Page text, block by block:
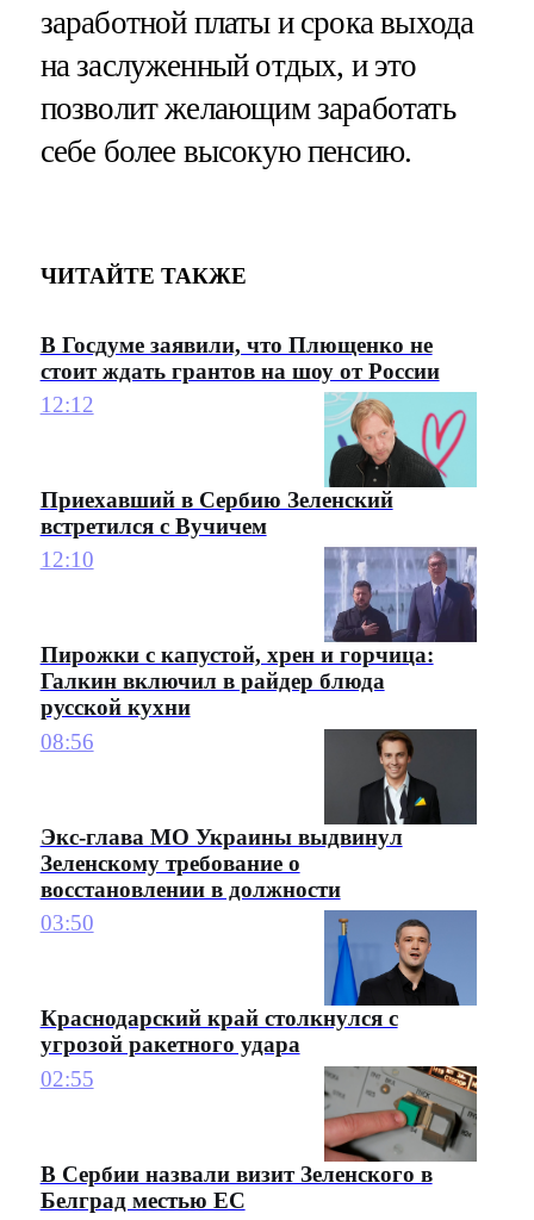
заработной платы и срока выхода
на заслуженный отдых, и это
позволит желающим заработать
себе более высокую пенсию.
ЧИТАЙТЕ ТАКЖЕ
В Госдуме заявили, что Плющенко не
стоит ждать грантов на шоу от России
12:12
Приехавший в Сербию Зеленский
встретился с Вучичем
12:10
Пирожки с капустой, хрен и горчица:
Галкин включил в райдер блюда
русской кухни
08:56
Экс-глава МО Украины выдвинул
Зеленскому требование о
восстановлении в должности
03:50
Краснодарский край столкнулся с
угрозой ракетного удара
02:55
В Сербии назвали визит Зеленского в
Белград местью ЕС